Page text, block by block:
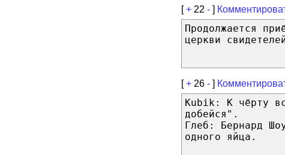
[+ 22 - ]
Продолжается
церкви
[+ 26 - ]
Kubik: К чёрту
добейся".
Глеб: Бернард
одного яйца.